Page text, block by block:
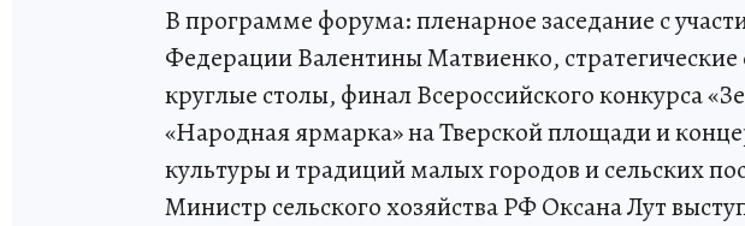
В программе форума: пленарное заседание с
Федерации Валентины Матвиенко, стратегические
круглые столы, финал Всероссийского конкурса
«Народная ярмарка» на Тверской площади и
культуры и традиций малых городов и сельских
Министр сельского хозяйства РФ Оксана Лут